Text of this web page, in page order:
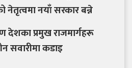
नेतृत्वमा नयाँ सरकार बन्ने
देशका प्रमुख राजमार्गहरू
सवारीमा कडाइ